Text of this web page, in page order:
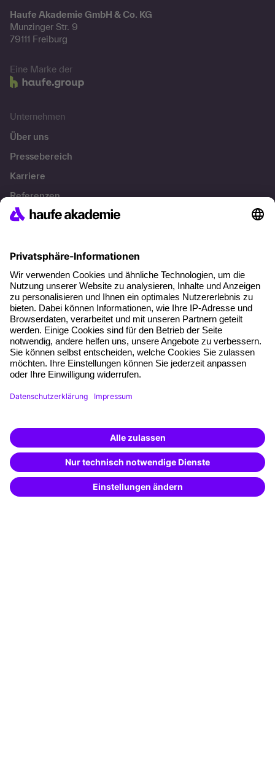
Haufe Akademie GmbH & Co. KG
Munzinger Str. 9
79111 Freiburg
Eine Marke der
Unternehmen
Über uns
Pressebereich
Karriere
Referenzen
Soziale Verantwortung
Über unser Angebot
Planungssicherheit
Freie Seminarplätze
Qualitätsstandards
Planung und Locations
Fördermöglichkeiten
Besondere Angebote
Potenzialanalyse
Transfercoaching
Weiterbildung finden -
mit KI-Power!
Beschreibe was du suchst und erhalte
passende Weiterbildungen vomKI-Berater
– schnell und treffsicher.